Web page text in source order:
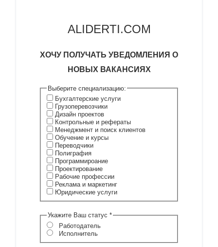
ALIDERTI.COM
ХОЧУ ПОЛУЧАТЬ УВЕДОМЛЕНИЯ О
НОВЫХ ВАКАНСИЯХ
Выберите специализацию:
Бухгалтерские услуги
Грузоперевозчики
Дизайн проектов
Контрольные и рефераты
Менеджмент и поиск клиентов
Обучение и курсы
Переводчики
Полиграфия
Программироание
Проектирование
Рабочие профессии
Реклама и маркетинг
Юридические услуги
Укажите Ваш статус *
Работодатель
Исполнитель